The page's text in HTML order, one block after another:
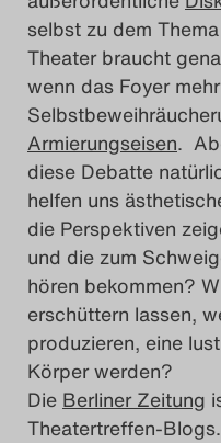
selbst zu dem
Theater braucht
wenn das Foyer
Armierungseisen.
diese Debatte
helfen uns
die Perspektiven
und die zum
hören bekommen?
erschüttern lassen,
produzieren, eine
Körper werden?
Die Berliner Zeitung
Theatertreffen-Blogs.